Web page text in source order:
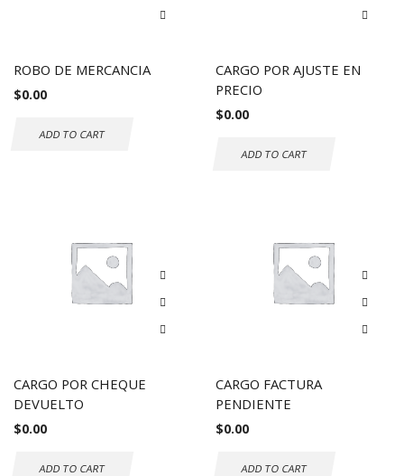
ROBO DE MERCANCIA
$0.00
ADD TO CART
CARGO POR AJUSTE EN
PRECIO
$0.00
ADD TO CART
CARGO POR CHEQUE
DEVUELTO
$0.00
ADD TO CART
CARGO FACTURA
PENDIENTE
$0.00
ADD TO CART